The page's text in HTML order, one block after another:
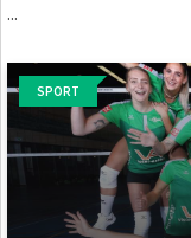
...
SPORT